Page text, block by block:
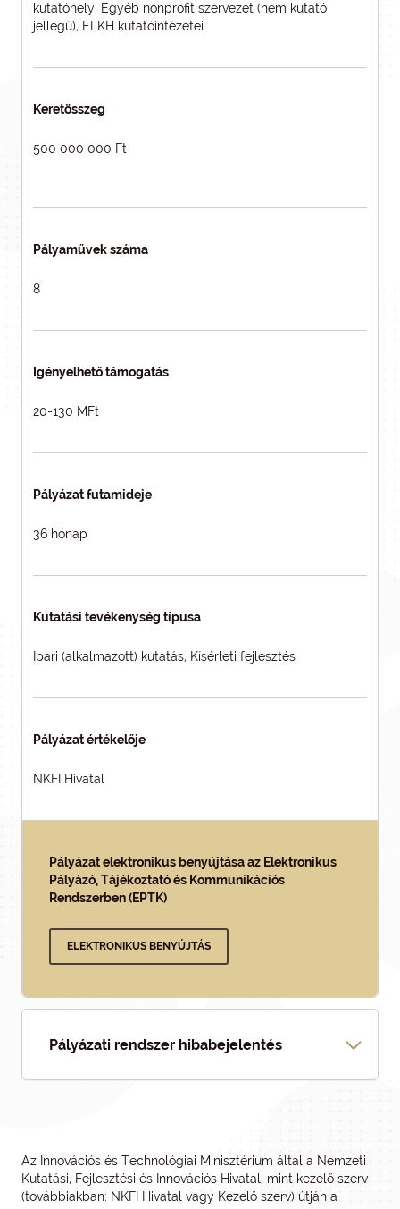
kutatóhely, Egyéb nonprofit szervezet (nem kutató
jellegű), ELKH kutatóintézetei
Keretösszeg
500 000 000 Ft
Pályaművek száma
8
Igényelhető támogatás
20-130 MFt
Pályázat futamideje
36 hónap
Kutatási tevékenység típusa
Ipari (alkalmazott) kutatás, Kísérleti fejlesztés
Pályázat értékelője
NKFI Hivatal
Pályázat elektronikus benyújtása az Elektronikus
Pályázó, Tájékoztató és Kommunikációs
Rendszerben (EPTK)
ELEKTRONIKUS BENYÚJTÁS
Pályázati rendszer hibabejelentés
Az Innovációs és Technológiai Minisztérium által a Nemzeti
Kutatási, Fejlesztési és Innovációs Hivatal, mint kezelő szerv
(továbbiakban: NKFI Hivatal vagy Kezelő szerv) útján a